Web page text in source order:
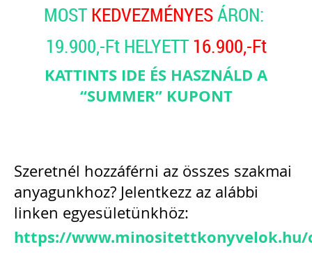
MOSTKEDVEZMÉNYESÁRON:
19.900,-Ft HELYETT16.900,-Ft
KATTINTS IDE ÉS HASZNÁLD A
“SUMMER” KUPONT
Szeretnél hozzáférni az összes szakmai
anyagunkhoz? Jelentkezz az alábbi
linken egyesületünkhöz:
https://www.minositettkonyvelok.hu/